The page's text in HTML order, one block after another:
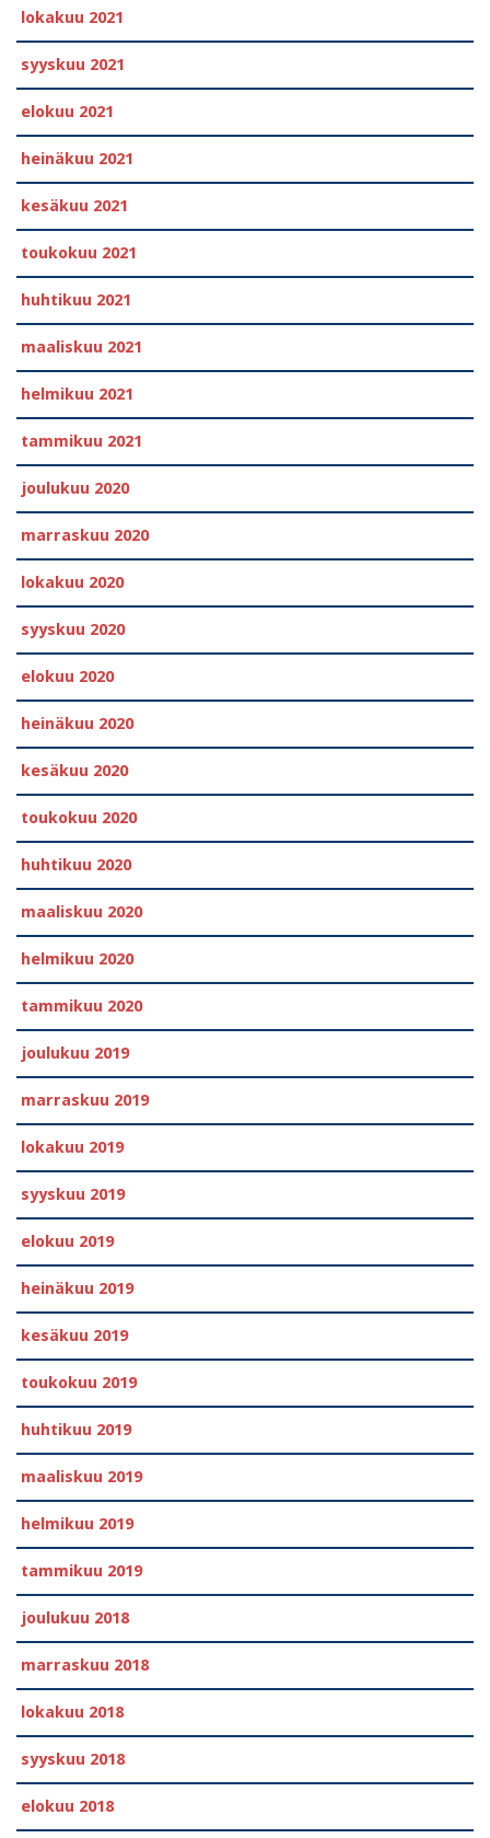
lokakuu 2021
syyskuu 2021
elokuu 2021
heinäkuu 2021
kesäkuu 2021
toukokuu 2021
huhtikuu 2021
maaliskuu 2021
helmikuu 2021
tammikuu 2021
joulukuu 2020
marraskuu 2020
lokakuu 2020
syyskuu 2020
elokuu 2020
heinäkuu 2020
kesäkuu 2020
toukokuu 2020
huhtikuu 2020
maaliskuu 2020
helmikuu 2020
tammikuu 2020
joulukuu 2019
marraskuu 2019
lokakuu 2019
syyskuu 2019
elokuu 2019
heinäkuu 2019
kesäkuu 2019
toukokuu 2019
huhtikuu 2019
maaliskuu 2019
helmikuu 2019
tammikuu 2019
joulukuu 2018
marraskuu 2018
lokakuu 2018
syyskuu 2018
elokuu 2018